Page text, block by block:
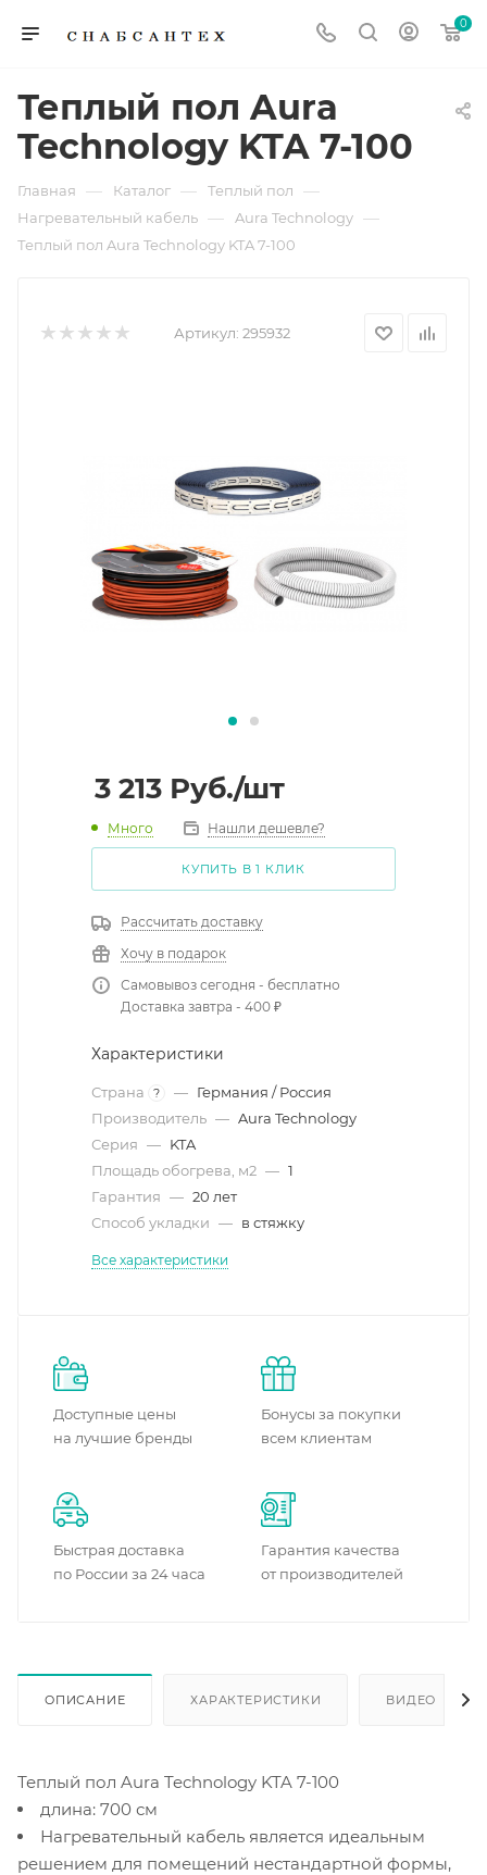
0
Теплый пол Aura
Technology KTA 7-100
Главная — Каталог — Теплый пол —
Нагревательный кабель — Aura Technology —
Теплый пол Aura Technology KTA 7-100
Артикул: 295932
3 213 Руб./шт
Много Нашли дешевле?
КУПИТЬ В 1 КЛИК
Рассчитать доставку
Хочу в подарок
Самовывоз сегодня - бесплатно
Доставка завтра - 400 ₽
Характеристики
Страна ? — Германия / Россия
Производитель — Aura Technology
Серия — KTA
Площадь обогрева, м2 — 1
Гарантия — 20 лет
Способ укладки — в стяжку
Все характеристики
Доступные цены
на лучшие бренды
Бонусы за покупки
всем клиентам
Быстрая доставка
по России за 24 часа
Гарантия качества
от производителей
ОПИСАНИЕ ХАРАКТЕРИСТИКИ ВИДЕО
Теплый пол Aura Technology KTA 7-100
длина: 700 см
Нагревательный кабель является идеальным
решением для помещений нестандартной формы,